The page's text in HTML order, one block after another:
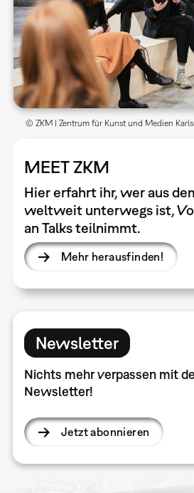
MEET ZKM
Hier erfahrt ihr, wer aus
weltweit unterwegs ist,
an Talks teilnimmt.
Mehr herausfinden!
© ZKM | Zentrum für Kunst und Medien
Newsletter
Nichts mehr verpassen mit
Newsletter!
Jetzt abonnieren